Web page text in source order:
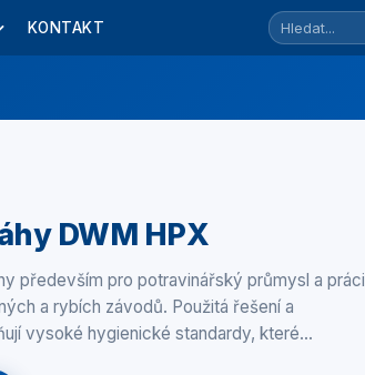
KONTAKT
DWM HPX
především pro potravinářský průmysl a práci
a rybích závodů. Použitá řešení a
vysoké hygienické standardy, které…